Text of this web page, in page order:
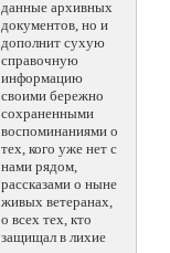
данные архивных
документов, но и
дополнит сухую
справочную
информацию
своими бережно
сохраненными
воспоминаниями о
тех, кого уже нет с
нами рядом,
рассказами о ныне
живых ветеранах,
о всех тех, кто
защищал в лихие